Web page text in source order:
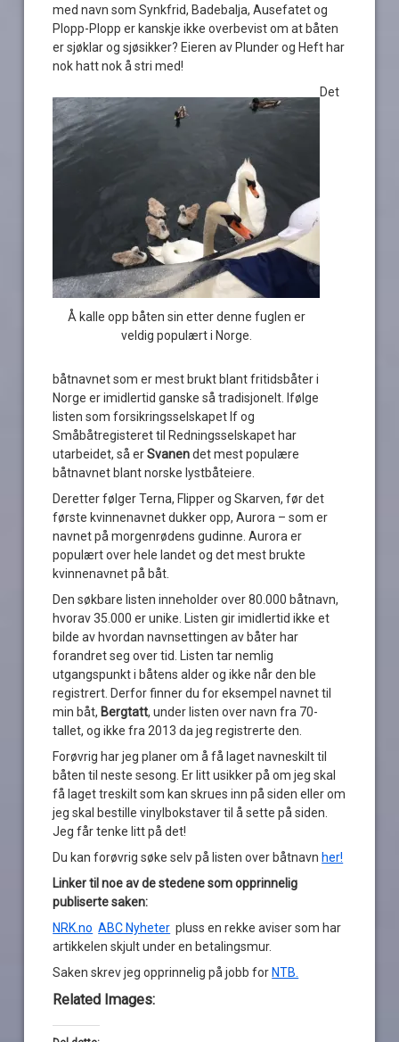
med navn som Synkfrid, Badebalja, Ausefatet og
Plopp-Plopp er kanskje ikke overbevist om at båten
er sjøklar og sjøsikker? Eieren av Plunder og Heft har
nok hatt nok å stri med!
Å kalle opp båten sin etter denne fuglen er
veldig populært i Norge.
Det
båtnavnet som er mest brukt blant fritidsbåter i
Norge er imidlertid ganske så tradisjonelt. Ifølge
listen som forsikringsselskapet If og
Småbåtregisteret til Redningsselskapet har
utarbeidet, så erSvanendet mest populære
båtnavnet blant norske lystbåteiere.
Deretter følger Terna, Flipper og Skarven, før det
første kvinnenavnet dukker opp, Aurora – som er
navnet på morgenrødens gudinne. Aurora er
populært over hele landet og det mest brukte
kvinnenavnet på båt.
Den søkbare listen inneholder over 80.000 båtnavn,
hvorav 35.000 er unike. Listen gir imidlertid ikke et
bilde av hvordan navnsettingen av båter har
forandret seg over tid. Listen tar nemlig
utgangspunkt i båtens alder og ikke når den ble
registrert. Derfor finner du for eksempel navnet til
min båt, Bergtatt, under listen over navn fra 70-
tallet, og ikke fra 2013 da jeg registrerte den.
Forøvrig har jeg planer om å få laget navneskilt til
båten til neste sesong. Er litt usikker på om jeg skal
få laget treskilt som kan skrues inn på siden eller om
jeg skal bestille vinylbokstaver til å sette på siden.
Jeg får tenke litt på det!
Du kan forøvrig søke selv på listen over båtnavn her!
Linker til noe av de stedene som opprinnelig
publiserte saken:
NRK.no ABC Nyheter pluss en rekke aviser som har
artikkelen skjult under en betalingsmur.
Saken skrev jeg opprinnelig på jobb for NTB.
Related Images: